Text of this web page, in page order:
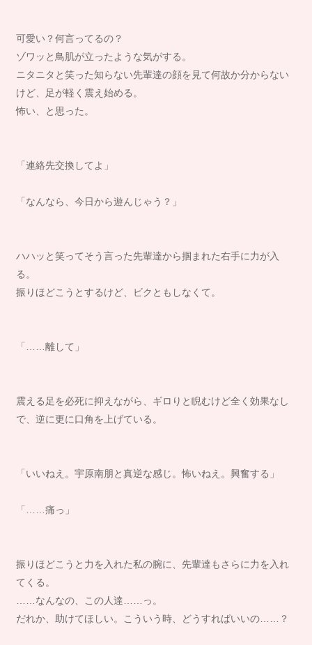
可愛い？何言ってるの？
ゾワッと鳥肌が立ったような気がする。
ニタニタと笑った知らない先輩達の顔を見て何故か分からない
けど、足が軽く震え始める。
怖い、と思った。
「連絡先交換してよ」
「なんなら、今日から遊んじゃう？」
ハハッと笑ってそう言った先輩達から掴まれた右手に力が入
る。
振りほどこうとするけど、ビクともしなくて。
「……離して」
震える足を必死に抑えながら、ギロりと睨むけど全く効果なし
で、逆に更に口角を上げている。
「いいねえ。宇原南朋と真逆な感じ。怖いねえ。興奮する」
「……痛っ」
振りほどこうと力を入れた私の腕に、先輩達もさらに力を入れ
てくる。
……なんなの、この人達……っ。
だれか、助けてほしい。こういう時、どうすればいいの……？